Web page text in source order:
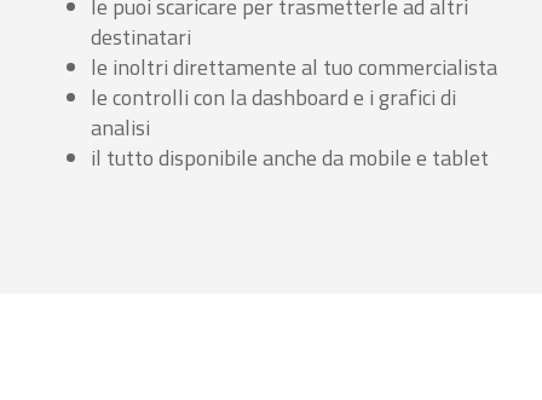
le puoi scaricare per trasmetterle ad altri
destinatari
le inoltri direttamente al tuo commercialista
le controlli con la dashboard e i grafici di
analisi
il tutto disponibile anche da mobile e tablet